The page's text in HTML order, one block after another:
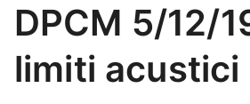
DPCM 5/12/
limiti acustici